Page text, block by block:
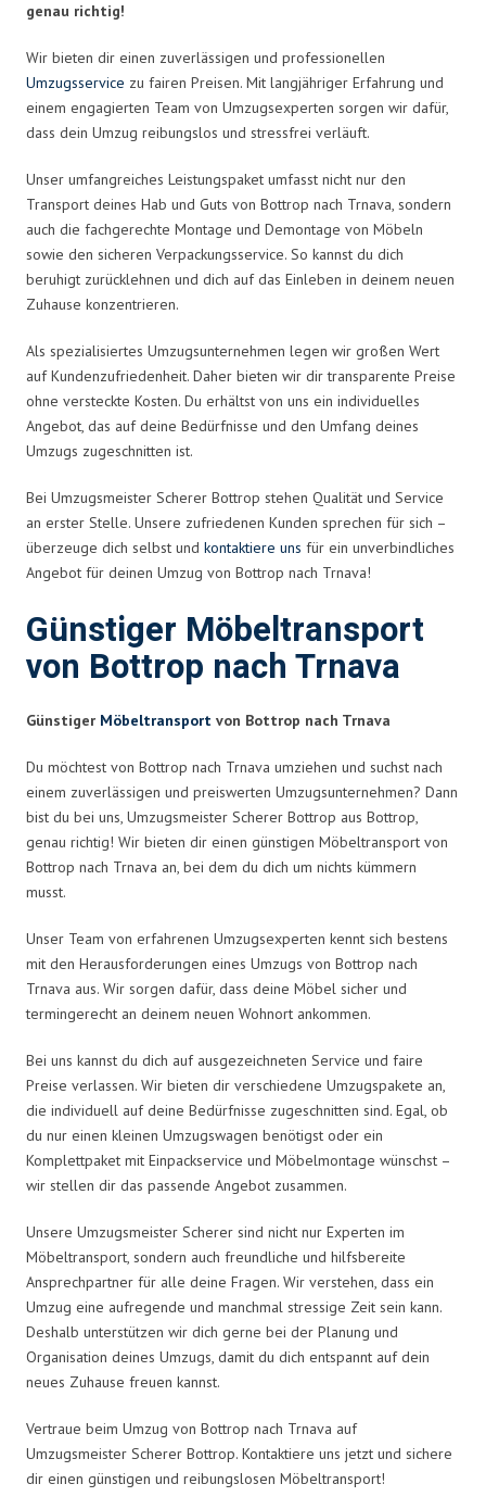
genau richtig!
Wir bieten dir einen zuverlässigen und professionellen
Umzugsservice zu fairen Preisen. Mit langjähriger Erfahrung und
einem engagierten Team von Umzugsexperten sorgen wir dafür,
dass dein Umzug reibungslos und stressfrei verläuft.
Unser umfangreiches Leistungspaket umfasst nicht nur den
Transport deines Hab und Guts von Bottrop nach Trnava, sondern
auch die fachgerechte Montage und Demontage von Möbeln
sowie den sicheren Verpackungsservice. So kannst du dich
beruhigt zurücklehnen und dich auf das Einleben in deinem neuen
Zuhause konzentrieren.
Als spezialisiertes Umzugsunternehmen legen wir großen Wert
auf Kundenzufriedenheit. Daher bieten wir dir transparente Preise
ohne versteckte Kosten. Du erhältst von uns ein individuelles
Angebot, das auf deine Bedürfnisse und den Umfang deines
Umzugs zugeschnitten ist.
Bei Umzugsmeister Scherer Bottrop stehen Qualität und Service
an erster Stelle. Unsere zufriedenen Kunden sprechen für sich –
überzeuge dich selbst und kontaktiere uns für ein unverbindliches
Angebot für deinen Umzug von Bottrop nach Trnava!
Günstiger Möbeltransport
von Bottrop nach Trnava
Günstiger Möbeltransport von Bottrop nach Trnava
Du möchtest von Bottrop nach Trnava umziehen und suchst nach
einem zuverlässigen und preiswerten Umzugsunternehmen? Dann
bist du bei uns, Umzugsmeister Scherer Bottrop aus Bottrop,
genau richtig! Wir bieten dir einen günstigen Möbeltransport von
Bottrop nach Trnava an, bei dem du dich um nichts kümmern
musst.
Unser Team von erfahrenen Umzugsexperten kennt sich bestens
mit den Herausforderungen eines Umzugs von Bottrop nach
Trnava aus. Wir sorgen dafür, dass deine Möbel sicher und
termingerecht an deinem neuen Wohnort ankommen.
Bei uns kannst du dich auf ausgezeichneten Service und faire
Preise verlassen. Wir bieten dir verschiedene Umzugspakete an,
die individuell auf deine Bedürfnisse zugeschnitten sind. Egal, ob
du nur einen kleinen Umzugswagen benötigst oder ein
Komplettpaket mit Einpackservice und Möbelmontage wünschst –
wir stellen dir das passende Angebot zusammen.
Unsere Umzugsmeister Scherer sind nicht nur Experten im
Möbeltransport, sondern auch freundliche und hilfsbereite
Ansprechpartner für alle deine Fragen. Wir verstehen, dass ein
Umzug eine aufregende und manchmal stressige Zeit sein kann.
Deshalb unterstützen wir dich gerne bei der Planung und
Organisation deines Umzugs, damit du dich entspannt auf dein
neues Zuhause freuen kannst.
Vertraue beim Umzug von Bottrop nach Trnava auf
Umzugsmeister Scherer Bottrop. Kontaktiere uns jetzt und sichere
dir einen günstigen und reibungslosen Möbeltransport!